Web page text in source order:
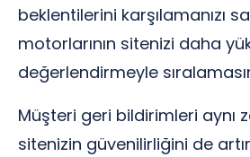
beklentilerini karşılamanızı
motorlarının sitenizi daha
değerlendirmeyle
Müşteri geri bildirimleri aynı
sitenizin güvenilirliğini de